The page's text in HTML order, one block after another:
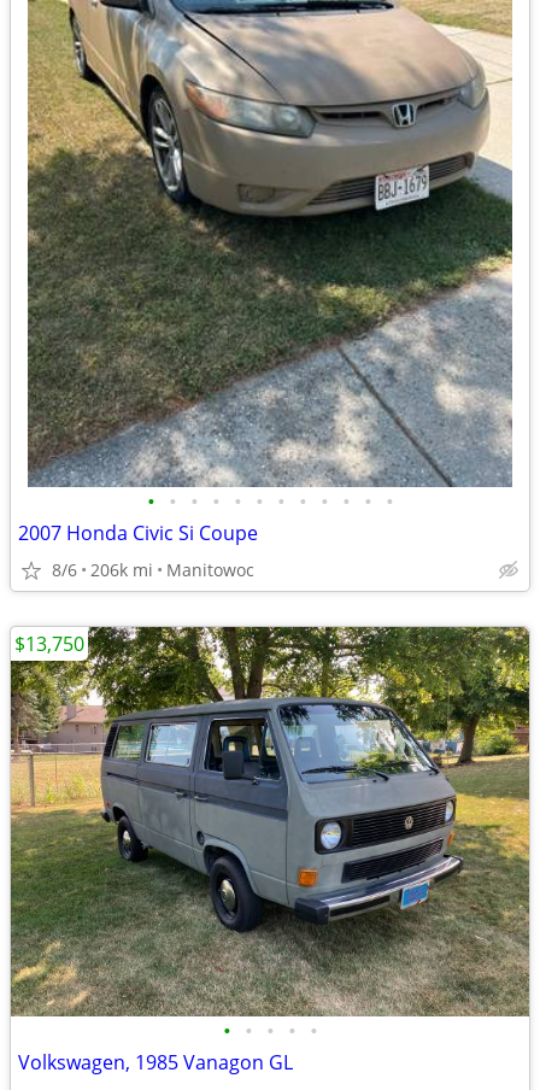
• • • • • • • • • • • •
2007 Honda Civic Si Coupe
8/6 206k mi Manitowoc
• • • • •
Volkswagen, 1985 Vanagon GL
$13,750